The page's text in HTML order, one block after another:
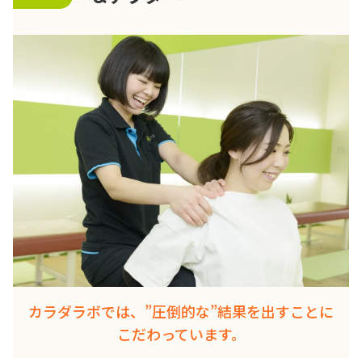
カラダラボでは、”圧倒的な”結果を出すことに
こだわっています。